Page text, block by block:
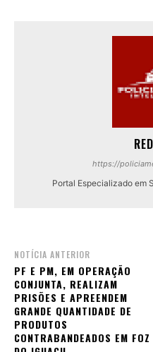
https://
Portal Especializado em
NOTÍCIA ANTERIOR
PF E PM, EM OPERAÇÃO
CONJUNTA, REALIZAM
PRISÕES E APREENDEM
GRANDE QUANTIDADE DE
PRODUTOS
CONTRABANDEADOS EM FOZ